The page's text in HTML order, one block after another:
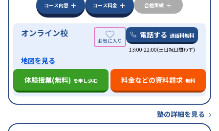
コース内容
コース料金 合格実績
オンライン校 電話する 通話料無料
13:00-22:00(土日祝日問わず)
地図を見る
体験授業(無料) を申し込む 料金などの資料請求 無料
塾の詳細を見る